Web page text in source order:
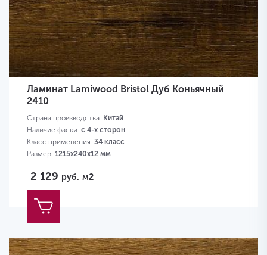
Ламинат Lamiwood Bristol Дуб Коньячный
2410
Страна производства: Китай
Наличие фаски: с 4-х сторон
Класс применения: 34 класс
Размер: 1215х240х12 мм
2 129 руб. м2